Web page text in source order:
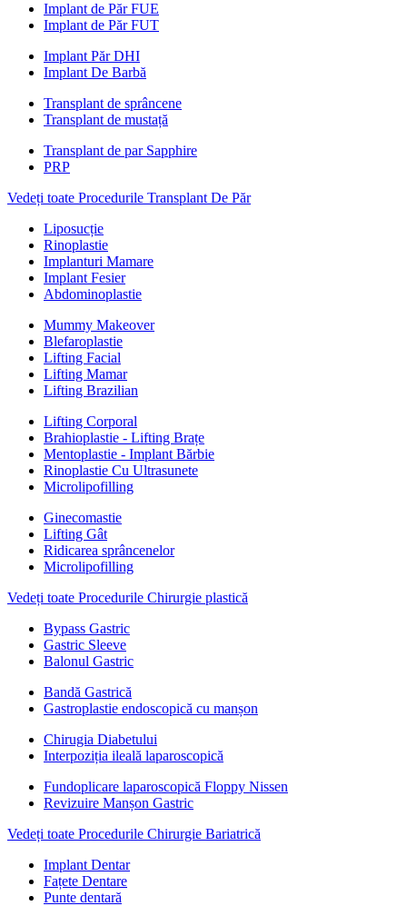
Implant de Păr FUE
Implant de Păr FUT
Implant Păr DHI
Implant De Barbă
Transplant de sprâncene
Transplant de mustață
Transplant de par Sapphire
PRP
Vedeți toate Procedurile Transplant De Păr
Liposucție
Rinoplastie
Implanturi Mamare
Implant Fesier
Abdominoplastie
Mummy Makeover
Blefaroplastie
Lifting Facial
Lifting Mamar
Lifting Brazilian
Lifting Corporal
Brahioplastie - Lifting Brațe
Mentoplastie - Implant Bărbie
Rinoplastie Cu Ultrasunete
Microlipofilling
Ginecomastie
Lifting Gât
Ridicarea sprâncenelor
Microlipofilling
Vedeți toate Procedurile Chirurgie plastică
Bypass Gastric
Gastric Sleeve
Balonul Gastric
Bandă Gastrică
Gastroplastie endoscopică cu manșon
Chirugia Diabetului
Interpoziția ileală laparoscopică
Fundoplicare laparoscopică Floppy Nissen
Revizuire Manșon Gastric
Vedeți toate Procedurile Chirurgie Bariatrică
Implant Dentar
Fațete Dentare
Punte dentară